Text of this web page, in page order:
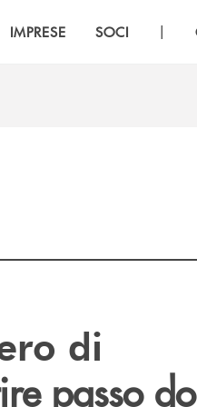
IMPRESE SOCI |
di
passo